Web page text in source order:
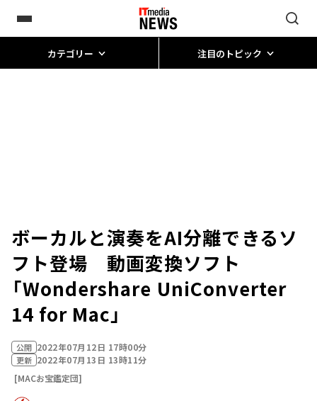
カテゴリー 注目のトピック
ボーカルと演奏をAI分離できるソ
フト登場 動画変換ソフト
「Wondershare UniConverter
14 for Mac」
公開 2022年07月12日 17時00分
更新 2022年07月13日 13時11分
[MACお宝鑑定団]